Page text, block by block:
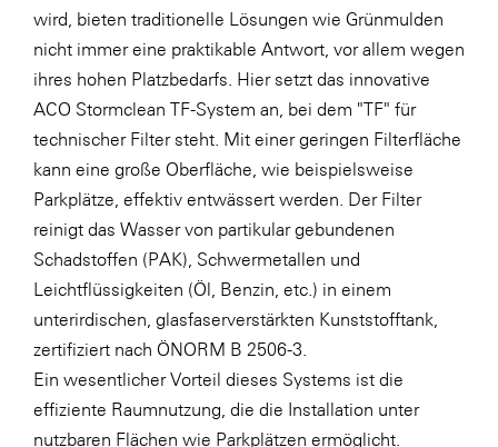
wird, bieten traditionelle Lösungen wie Grünmulden
nicht immer eine praktikable Antwort, vor allem wegen
ihres hohen Platzbedarfs. Hier setzt das innovative
ACO Stormclean TF-System an, bei dem "TF" für
technischer Filter steht. Mit einer geringen Filterfläche
kann eine große Oberfläche, wie beispielsweise
Parkplätze, effektiv entwässert werden. Der Filter
reinigt das Wasser von partikular gebundenen
Schadstoffen (PAK), Schwermetallen und
Leichtflüssigkeiten (Öl, Benzin, etc.) in einem
unterirdischen, glasfaserverstärkten Kunststofftank,
zertifiziert nach ÖNORM B 2506-3.
Ein wesentlicher Vorteil dieses Systems ist die
effiziente Raumnutzung, die die Installation unter
nutzbaren Flächen wie Parkplätzen ermöglicht.